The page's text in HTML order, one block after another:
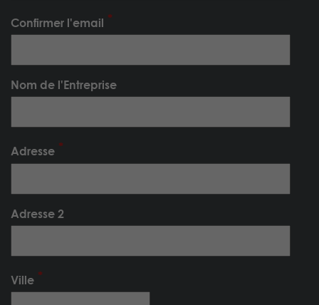
Confirmer l'email
Nom de l'Entreprise
Adresse
Adresse 2
Ville